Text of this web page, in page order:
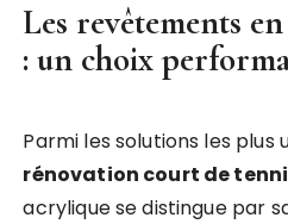
Les revêtements
: un choix
Parmi les solutions les plus
rénovation court de
acrylique se distingue par